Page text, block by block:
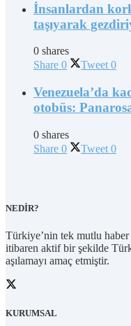
İnsanlardan
taşıyarak
0 shares
Share 0 Tweet 0
Venezuela’da
otobüs:
0 shares
Share 0 Tweet 0
NEDİR?
Türkiye’nin tek mutlu
itibaren aktif bir şekilde
aşılamayı amaç etmiştir.
KURUMSAL